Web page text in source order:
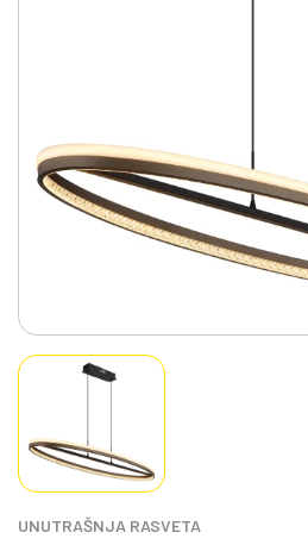
UNUTRAŠNJA RASVETA